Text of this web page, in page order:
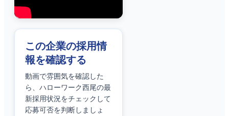
この企業の採用情
報を確認する
動画で雰囲気を確認した
ら、 ハローワーク西尾の最
新採用状況をチェックして
応募可否を判断しましょ